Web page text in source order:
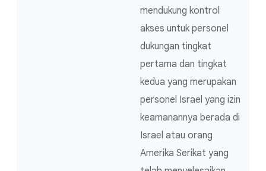
mendukung kontrol
akses untuk personel
dukungan tingkat
pertama dan tingkat
kedua yang merupakan
personel Israel yang izin
keamanannya berada di
Israel atau orang
Amerika Serikat yang